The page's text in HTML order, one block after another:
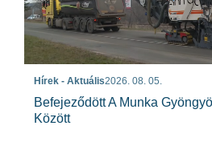
Hírek - Aktuális2026. 08. 05.
Befejeződött A Munka
Között